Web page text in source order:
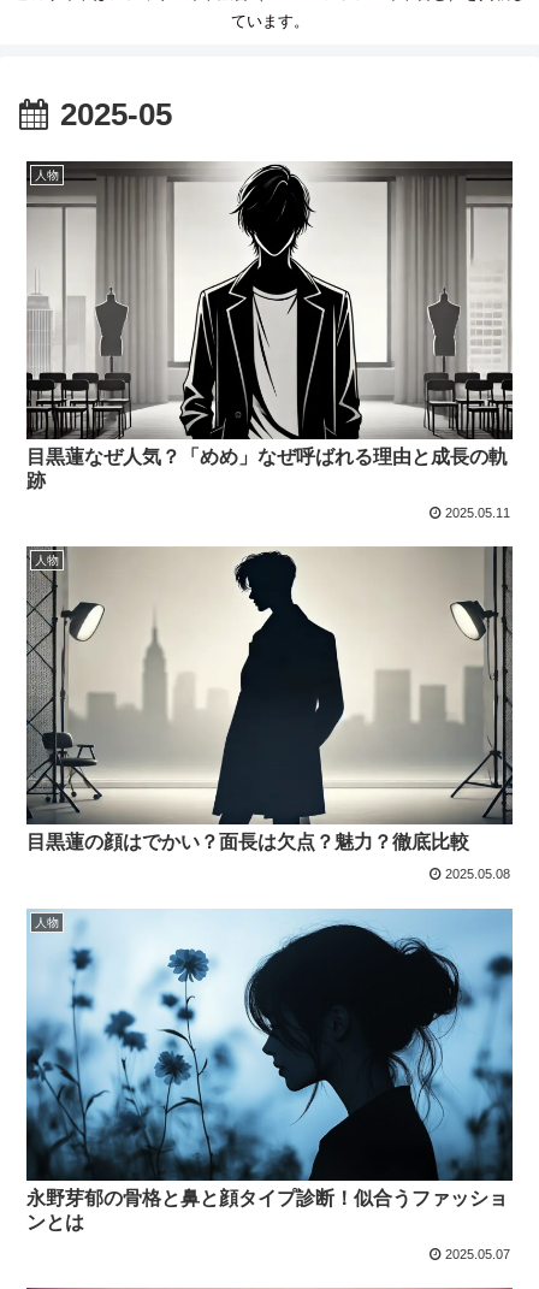
ています。
2025-05
人物
目黒蓮なぜ人気？「めめ」なぜ呼ばれる理由と成長の軌
跡
2025.05.11
人物
目黒蓮の顔はでかい？面長は欠点？魅力？徹底比較
2025.05.08
人物
永野芽郁の骨格と鼻と顔タイプ診断！似合うファッショ
ンとは
2025.05.07